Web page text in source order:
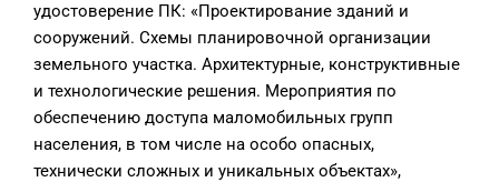
удостоверение ПК: «Проектирование зданий и
сооружений. Схемы планировочной организации
земельного участка. Архитектурные, конструктивные
и технологические решения. Мероприятия по
обеспечению доступа маломобильных групп
населения, в том числе на особо опасных,
технически сложных и уникальных объектах»,